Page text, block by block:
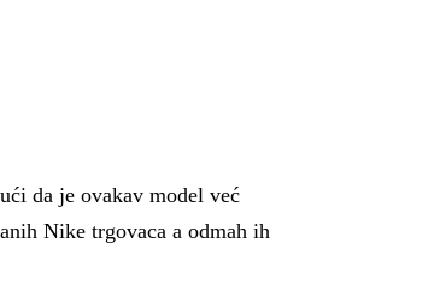
da je ovakav model već
Nike trgovaca a odmah ih